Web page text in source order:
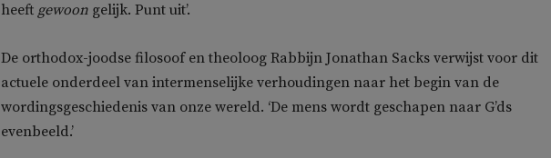
heeft gewoon gelijk. Punt uit’.
De orthodox-joodse filosoof en theoloog Rabbijn Jonathan Sacks verwijst voor dit
actuele onderdeel van intermenselijke verhoudingen naar het begin van de
wordingsgeschiedenis van onze wereld. ‘De mens wordt geschapen naar G’ds
evenbeeld.’